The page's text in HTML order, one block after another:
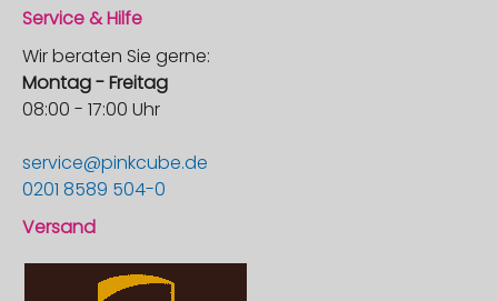
Service & Hilfe
Wir beraten Sie gerne:
Montag - Freitag
08:00 - 17:00 Uhr
service@pinkcube.de
0201 8589 504-0
Versand